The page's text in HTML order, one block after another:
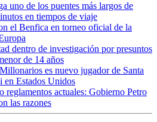
uno de los puentes más largos de
en tiempos de viaje
el Benfica en torneo oficial de la
dentro de investigación por presuntos
de 14 años
es nuevo jugador de Santa
en Estados Unidos
reglamentos actuales: Gobierno Petro
las razones